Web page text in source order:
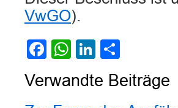
VwGO).
Facebook
WhatsApp
LinkedIn
Verwandte Beiträge